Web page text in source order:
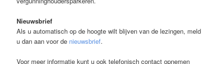
Nieuwsbrief
Als u automatisch op de hoogte wilt blijven van de lezingen, meld
u dan aan voor de nieuwsbrief.
Voor meer informatie kunt u ook telefonisch contact opnemen